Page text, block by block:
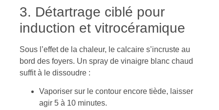
3. Détartrage ciblé pour
induction et vitrocéramique
Sous l’effet de la chaleur, le calcaire s’incruste au
bord des foyers. Un spray de vinaigre blanc chaud
suffit à le dissoudre :
Vaporiser sur le contour encore tiède, laisser
agir 5 à 10 minutes.